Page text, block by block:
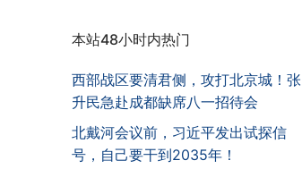
本站48小时内热门
西部战区要清君侧，攻打北京城！张
升民急赴成都缺席八一招待会
北戴河会议前，习近平发出试探信
号，自己要干到2035年！